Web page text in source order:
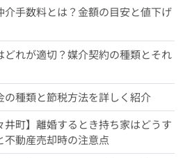
手数料とは？金額の目安と値下げ
れが適切？媒介契約の種類とそれ
種類と節税方法を詳しく紹介
井町】離婚するとき持ち家はどうす
不動産売却時の注意点